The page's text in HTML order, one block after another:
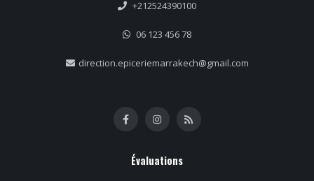
+212524390100
06 123 456 78
direction.epiceriemarrakech@gmail.com
Évaluations